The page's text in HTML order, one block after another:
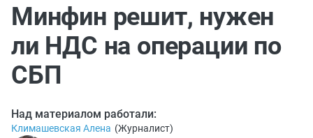
11:31
Важно
отношений #новости
Минфин решит, нужен
ли НДС на операции по
СБП
Над материалом работали:
Климашевская Алена (Журналист)